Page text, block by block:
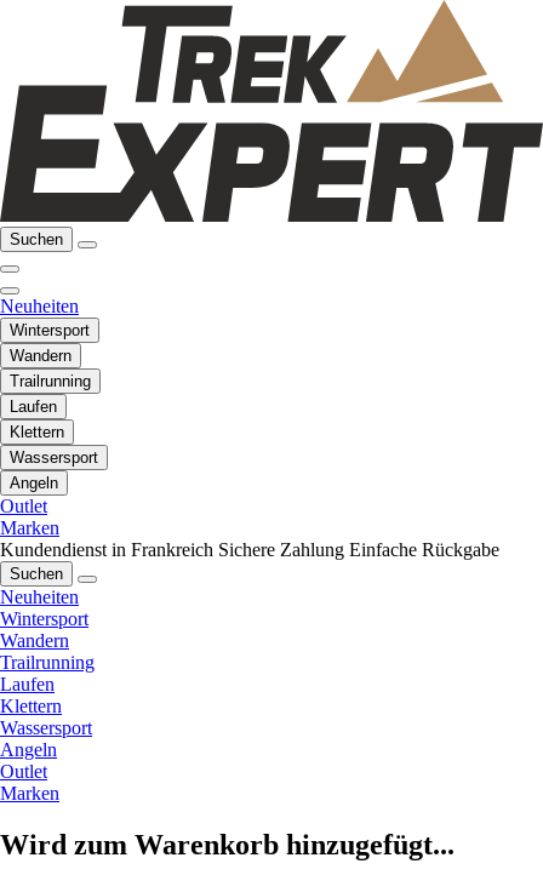
Suchen
Neuheiten
Wintersport
Wandern
Trailrunning
Laufen
Klettern
Wassersport
Angeln
Outlet
Marken
Kundendienst in Frankreich Sichere Zahlung Einfache Rückgabe
Suchen
Neuheiten
Wintersport
Wandern
Trailrunning
Laufen
Klettern
Wassersport
Angeln
Outlet
Marken
Wird zum Warenkorb hinzugefügt...